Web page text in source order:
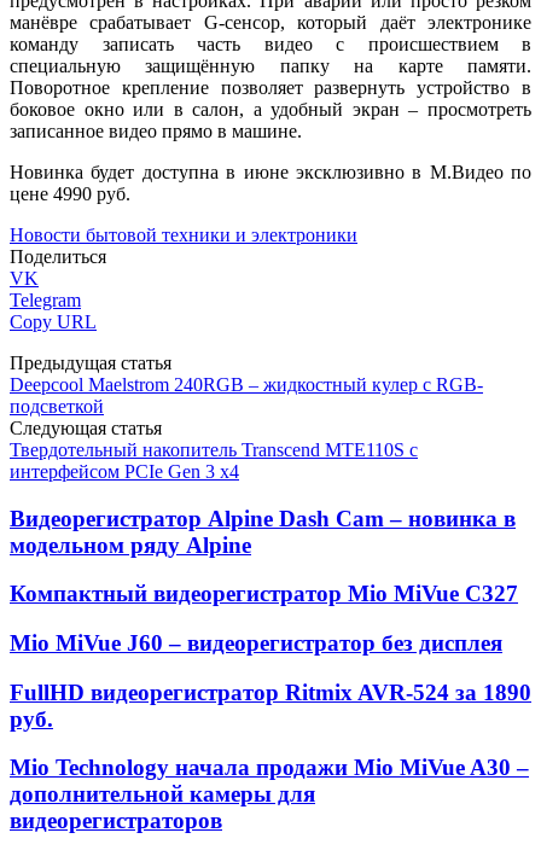
манёвре срабатывает G-сенсор, который даёт электронике
команду записать часть видео с происшествием в
специальную защищённую папку на карте памяти.
Поворотное крепление позволяет развернуть устройство в
боковое окно или в салон, а удобный экран – просмотреть
записанное видео прямо в машине.
Новинка будет доступна в июне эксклюзивно в М.Видео по
цене 4990 руб.
Новости бытовой техники и электроники
Поделиться
VK
Telegram
Copy URL
Предыдущая статья
Deepcool Maelstrom 240RGB – жидкостный кулер с RGB-
подсветкой
Следующая статья
Твердотельный накопитель Transcend MTE110S с
интерфейсом PCIe Gen 3 x4
Видеорегистратор Alpine Dash Cam – новинка в
модельном ряду Alpine
Компактный видеорегистратор Mio MiVue C327
Mio MiVue J60 – видеорегистратор без дисплея
FullHD видеорегистратор Ritmix AVR-524 за 1890
руб.
Mio Technology начала продажи Mio MiVue A30 –
дополнительной камеры для
видеорегистраторов